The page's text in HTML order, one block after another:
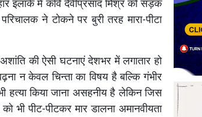
इलाके में कवि देवीप्रसाद मिश्र को सड़क
ने टोकने पर बुरी तरह मारा-पीटा
की ऐसी घटनाएं देशभर में लगातार हो
न केवल चिन्ता का विषय है बल्कि गंभीर
हत्या किया जाना असहनीय है लेकिन जिस
भी पीट-पीटकर मार डालना अमानवीयता